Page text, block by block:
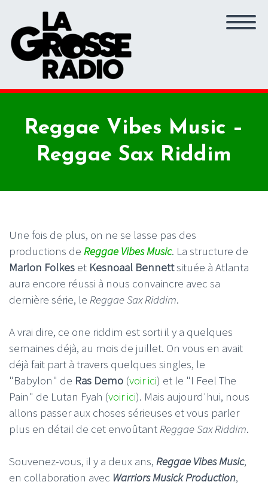
Reggae Vibes Music –
Reggae Sax Riddim
Une fois de plus, on ne se lasse pas des
productions de Reggae Vibes Music. La structure de
Marlon Folkes et Kesnoaal Bennettsituée à Atlanta
aura encore réussi à nous convaincre avec sa
dernière série, le Reggae Sax Riddim.
A vrai dire, ce one riddim est sorti il y a quelques
semaines déjà, au mois de juillet. On vous en avait
déjà fait part à travers quelques singles, le
"Babylon" de Ras Demo (voir ici) et le "I Feel The
Pain" de Lutan Fyah (voir ici). Mais aujourd'hui, nous
allons passer aux choses sérieuses et vous parler
plus en détail de cet envoûtantReggae Sax Riddim.
Souvenez-vous, il y a deux ans, Reggae Vibes Music,
en collaboration avec Warriors MusickProduction,